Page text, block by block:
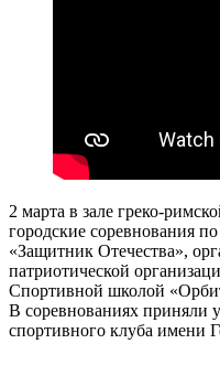
2 марта в зале греко-
городские соревнования
«Защитник Отечества»,
патриотической
Спортивной школой
В соревнованиях приняли
спортивного клуба имени